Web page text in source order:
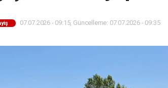
07.07.2026 - 09:15, Güncelleme: 07.07.2026 - 09:35